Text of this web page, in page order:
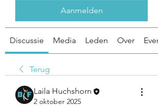
Aanmelden
Discussie Media Leden Over
Terug
Laila Huchshorn
2 oktober 2025